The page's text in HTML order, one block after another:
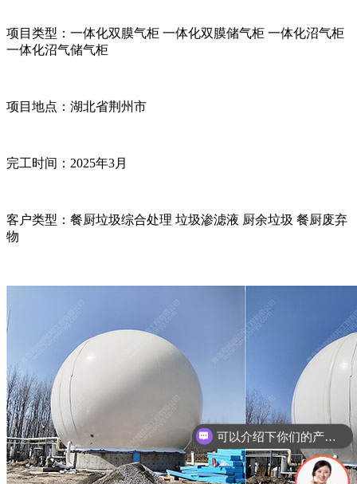
项目类型： 一体化双膜气柜 一体化双膜储气柜 一体化沼气柜
一体化沼气储气柜
项目地点：湖北省荆州市
完工时间： 2025年3月
客户类型： 餐厨垃圾综合处理 垃圾渗滤液 厨余垃圾 餐厨废弃
物
可以介绍下你们的产品么？